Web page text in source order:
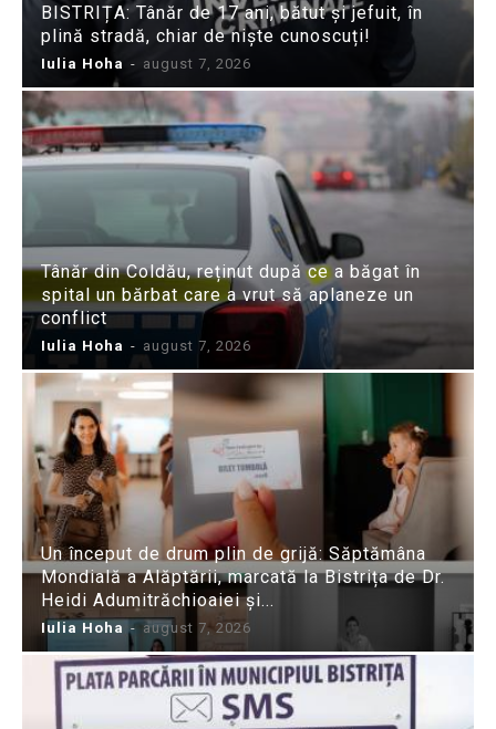
BISTRIȚA: Tânăr de 17 ani, bătut și jefuit, în
plină stradă, chiar de niște cunoscuți!
Iulia Hoha - august 7, 2026
Tânăr din Coldău, reținut după ce a băgat în
spital un bărbat care a vrut să aplaneze un
conflict
Iulia Hoha - august 7, 2026
Un început de drum plin de grijă: Săptămâna
Mondială a Alăptării, marcată la Bistrița de Dr.
Heidi Adumitrăchioaiei și...
Iulia Hoha - august 7, 2026